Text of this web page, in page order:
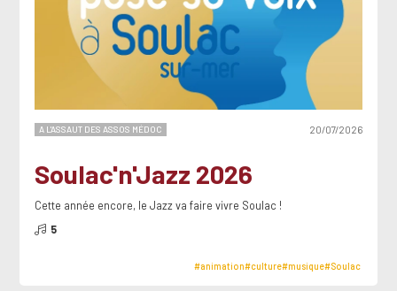
A L'ASSAUT DES ASSOS MÉDOC 20/07/2026
Soulac'n'Jazz 2026
Cette année encore, le Jazz va faire vivre Soulac !
5
#animation#culture#musique#Soulac